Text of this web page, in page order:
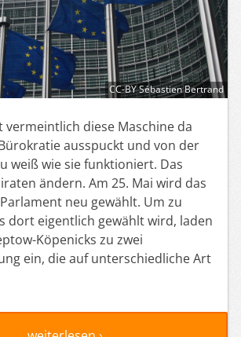
CC-BY Sébastien Bertrand
vermeintlich diese Maschine da
ausspuckt und von der
weiß wie sie funktioniert. Das
ändern. Am 25. Mai wird das
neu gewählt. Um zu
dort eigentlich gewählt wird, laden
Köpenicks zu zwei
ein, die auf unterschiedliche Art